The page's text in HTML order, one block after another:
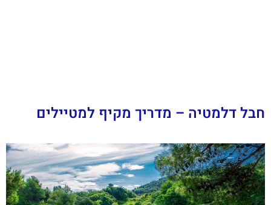
חבל דלמטיה – מדריך מקיף למטיילים